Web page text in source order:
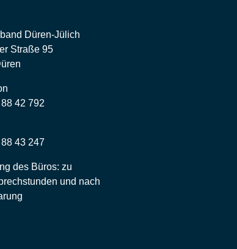
Düren-Jülich
Straße 95
42 792
43 247
des Büros: zu
und nach